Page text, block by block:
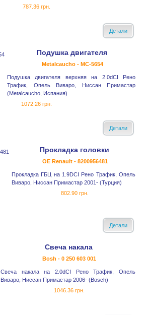
787.36 грн.
Детали
Подушка двигателя
Metalcaucho - MC-5654
Подушка двигателя верхняя на 2.0dCI Рено
Трафик, Опель Виваро, Ниссан Примастар
(Metalcaucho, Испания)
1072.26 грн.
Детали
Прокладка головки
OE Renault - 8200956481
Прокладка ГБЦ на 1.9DCI Рено Трафик, Опель
Виваро, Ниссан Примастар 2001- (Турция)
802.90 грн.
Детали
Свеча накала
Bosh - 0 250 603 001
Свеча накала на 2.0dCI Рено Трафик, Опель
Виваро, Ниссан Примастар 2006- (Bosch)
1046.36 грн.